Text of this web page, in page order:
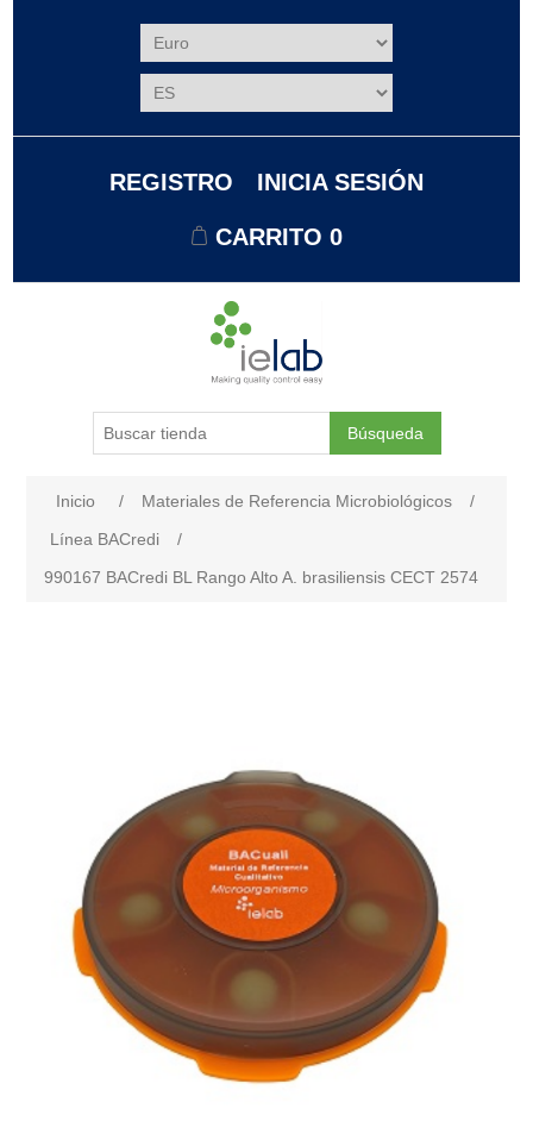
REGISTRO INICIA SESIÓN
CARRITO 0
Búsqueda
Inicio / Materiales de Referencia Microbiológicos
/
Línea BACredi
/
990167 BACredi BL Rango Alto A. brasiliensis CECT 2574